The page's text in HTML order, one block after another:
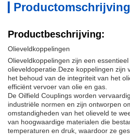
Productomschrijving
Productbeschrijving:
Olieveldkoppelingen
Olieveldkoppelingen zijn een
olieveldoperatie.Deze koppelingen zijn
het behoud van de integriteit van het
efficiënt vervoer van olie en gas.
De Oilfield Couplings worden
industriële normen en zijn ontworpen
omstandigheden van het olieveld te
van hoogwaardige materialen die
temperaturen en druk, waardoor ze